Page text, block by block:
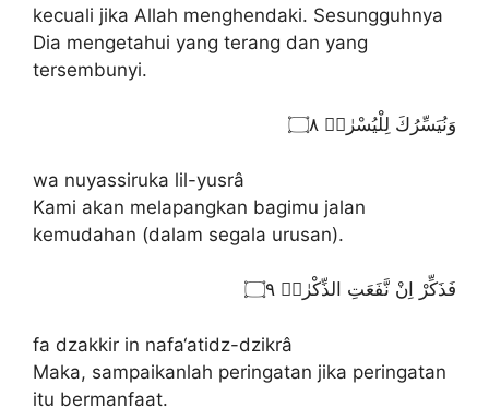
kecuali jika Allah menghendaki. Sesungguhnya
Dia mengetahui yang terang dan yang
tersembunyi.
وَنُيَسِّرُكَ لِلْيُسْرٰىۖ ۝٨
wa nuyassiruka lil-yusrâ
Kami akan melapangkan bagimu jalan
kemudahan (dalam segala urusan).
فَذَكِّرْ اِنْ نَّفَعَتِ الذِّكْرٰىۗ ۝٩
fa dzakkir in nafa‘atidz-dzikrâ
Maka, sampaikanlah peringatan jika peringatan
itu bermanfaat.